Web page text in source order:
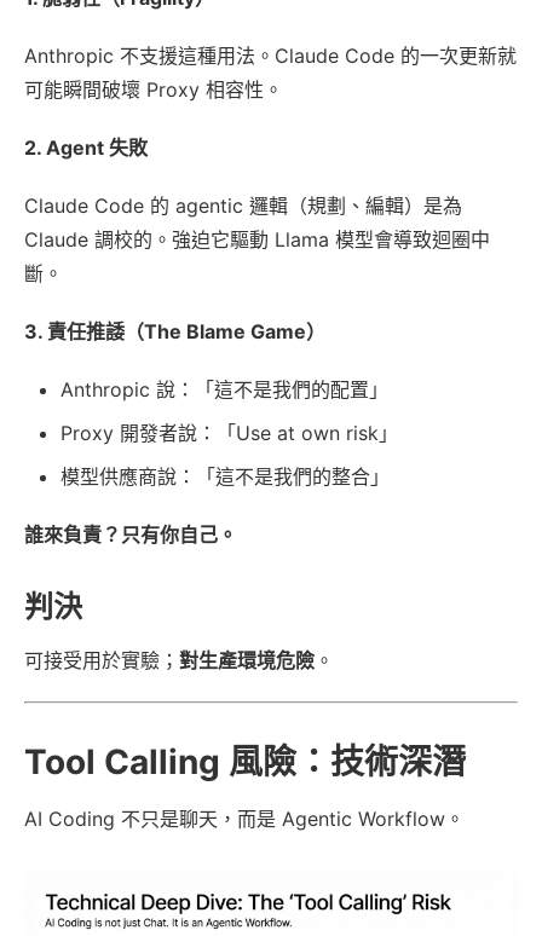
Anthropic 不支援這種用法。Claude Code 的一次更新就
可能瞬間破壞 Proxy 相容性。
2. Agent 失敗
Claude Code 的 agentic 邏輯（規劃、編輯）是為
Claude 調校的。強迫它驅動 Llama 模型會導致迴圈中
斷。
3. 責任推諉（The Blame Game）
Anthropic 說：「這不是我們的配置」
Proxy 開發者說：「Use at own risk」
模型供應商說：「這不是我們的整合」
誰來負責？只有你自己。
判決
可接受用於實驗； 對生產環境危險 。
Tool Calling 風險：技術深潛
AI Coding 不只是聊天，而是 Agentic Workflow。